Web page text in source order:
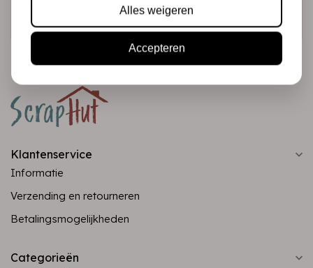
Klantenservice
Informatie
Verzending en retourneren
Betalingsmogelijkheden
Categorieën
Alles weigeren
Accepteren